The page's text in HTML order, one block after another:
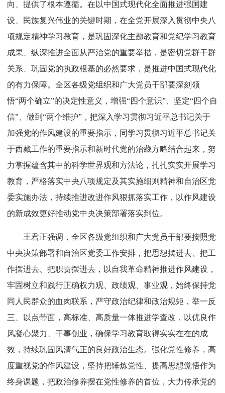
向、提供了根本遵循。在以中国式现代化全面推进强国建
设、民族复兴伟业的关键时期，在全党开展深入贯彻中央八
项规定精神学习教育，是巩固深化主题教育和党纪学习教育
成果、纵深推进全面从严治党的重要举措，是密切党群干群
关系、巩固党的执政根基的必然要求，是推进中国式现代化
的有力保障。全区各级党组织和广大党员干部要深刻领
悟“两个确立”的决定性意义，增强“四个意识”、坚定“四个自
信”、做到“两个维护”，把深入学习贯彻习近平总书记关于
加强党的作风建设的重要指示，同学习贯彻习近平总书记关
于西藏工作的重要指示和新时代党的治藏方略结合起来，努
力掌握蕴含其中的科学世界观和方法论，扎扎实实开展学习
教育，严格落实中央八项规定及其实施细则精神和自治区党
委实施办法，持续推进改进作风狠抓落实工作，以作风建设
的新成效更好推动党中央决策部署落实到位。
王君正强调，全区各级党组织和广大党员干部要按照党
中央决策部署和自治区党委工作安排，把思想摆进去、把工
作摆进去、把职责摆进去，以自我革命精神推进作风建设，
牢固树立和践行正确权力观、政绩观、事业观，始终保持党
同人民群众的血肉联系，严守政治纪律和政治规矩，举一反
三、以点带面，高标准、高质量一体推进学查改，以优良作
风凝心聚力、干事创业，确保学习教育取得实实在在的成
效，持续巩固风清气正的良好政治生态。强化党性修养，高
度重视党的作风建设，坚持把锤炼党性、提高思想觉悟作为
终身课题，把政治修养摆在党性修养的首位，大力传承党的